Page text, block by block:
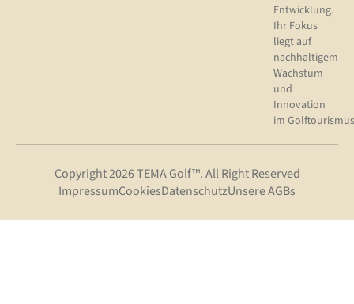
Entwicklung.
Ihr Fokus
liegt auf
nachhaltigem
Wachstum
und
Innovation
im
Copyright 2026 TEMA Golf™. All Right Reserved
ImpressumCookiesDatenschutzUnsere AGBs